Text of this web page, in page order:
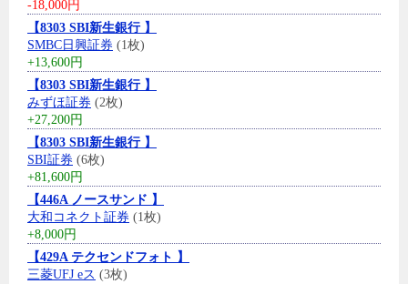
-18,000円
【8303 SBI新生銀行 】
SMBC日興証券 (1枚)
+13,600円
【8303 SBI新生銀行 】
みずほ証券 (2枚)
+27,200円
【8303 SBI新生銀行 】
SBI証券 (6枚)
+81,600円
【446A ノースサンド 】
大和コネクト証券 (1枚)
+8,000円
【429A テクセンドフォト 】
三菱UFJ eス (3枚)